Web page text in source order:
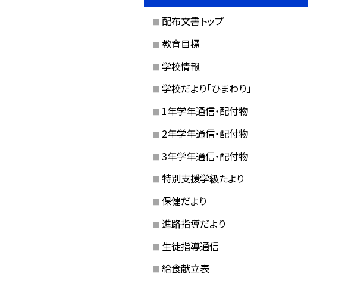
配布文書トップ
教育目標
学校情報
学校だより「ひまわり」
1年学年通信・配付物
2年学年通信・配付物
3年学年通信・配付物
特別支援学級たより
保健だより
進路指導だより
生徒指導通信
給食献立表